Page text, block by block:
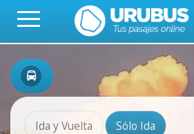
Ida y Vuelta Sólo Ida